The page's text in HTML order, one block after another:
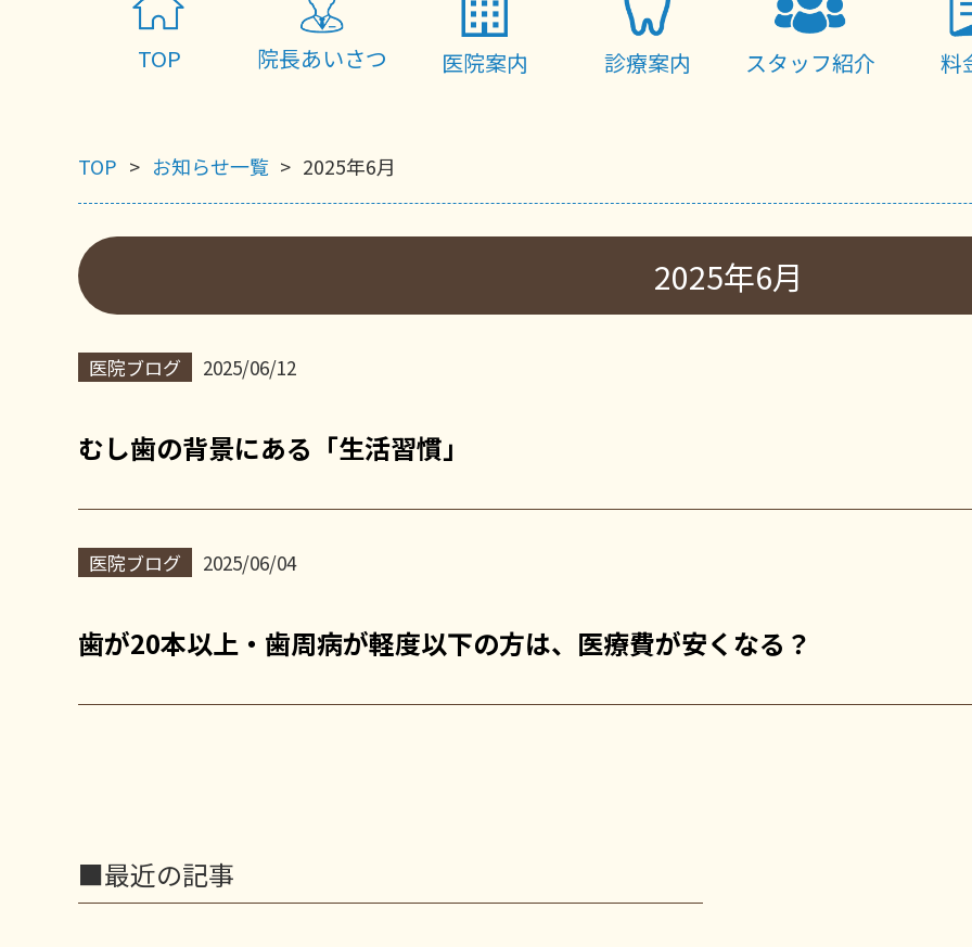
TOP 院長あいさつ 医院案内 診療案内 スタッフ紹介 料
TOP お知らせ一覧 2025年6月
2025年6月
医院ブログ 2025/06/12
むし歯の背景にある「生活習慣」
医院ブログ 2025/06/04
歯が20本以上・歯周病が軽度以下の方は、医療費が安くなる？
■最近の記事